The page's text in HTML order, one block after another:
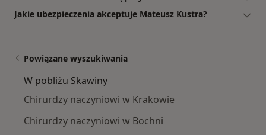
Jakie ubezpieczenia akceptuje Mateusz Kustra?
Powiązane wyszukiwania
W pobliżu Skawiny
Chirurdzy naczyniowi w Krakowie
Chirurdzy naczyniowi w Bochni